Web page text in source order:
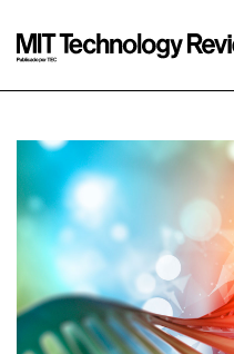
para
conteúdo